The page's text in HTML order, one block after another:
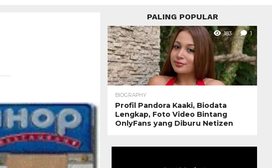
PALING POPULAR
183 1
BIOGRAPHY
Profil Pandora Kaaki, Biodata
Lengkap, Foto Video Bintang
OnlyFans yang Diburu Netizen